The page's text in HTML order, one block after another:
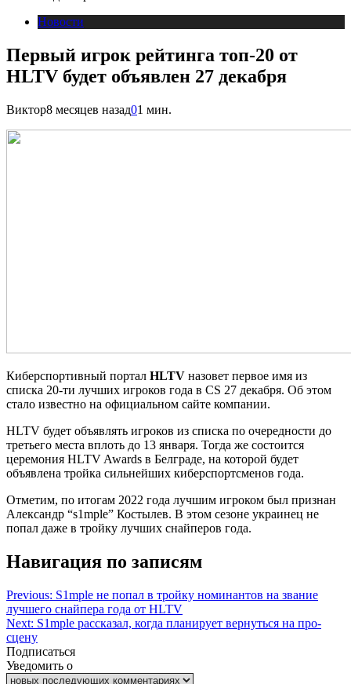
Новости
Первый игрок рейтинга топ-20 от
HLTV будет объявлен 27 декабря
Виктор8 месяцев назад01 мин.
Киберспортивный портал HLTV назовет первое имя из
списка 20-ти лучших игроков года в CS 27 декабря. Об этом
стало известно на официальном сайте компании.
HLTV будет объявлять игроков из списка по очередности до
третьего места вплоть до 13 января. Тогда же состоится
церемония HLTV Awards в Белграде, на которой будет
объявлена тройка сильнейших киберспортсменов года.
Отметим, по итогам 2022 года лучшим игроком был признан
Александр “s1mple” Костылев. В этом сезоне украинец не
попал даже в тройку лучших снайперов года.
Навигация по записям
Previous: S1mple не попал в тройку номинантов на звание
лучшего снайпера года от HLTV
Next: S1mple рассказал, когда планирует вернуться на про-
сцену
Подписаться
Уведомить о